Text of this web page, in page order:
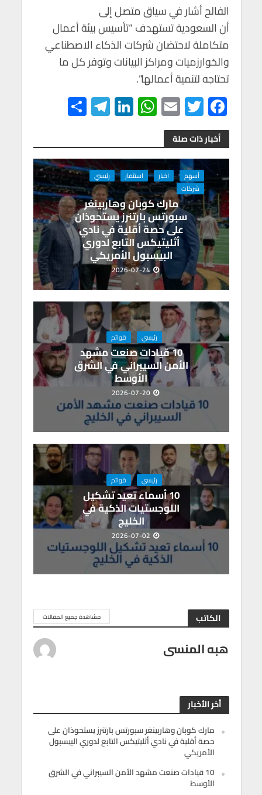
الفالح أشار في سياق متصل إلى
أن السعودية تستهدف “تأسيس بيئة أعمال
متكاملة لاحتضان شركات الذكاء الاصطناعي
والخوارزميات ومراكز البيانات وتوفر كل ما
تحتاجه لتنمية أعمالها”.
F
ac
e
b
o
o
k
T
wi
tt
er
E
m
ail
W
h
at
s
A
p
p
Li
n
ke
dI
n
Te
le
gr
a
m
ar
e
أخبار ذات صلة
أسهم اخبار استثمار
رئيسي
شركات
مارك كوبان وهاربينغر
سبورتس بارتنرز يستحوذان
على حصة أقلية في نادي
أثليتيكس التابع لدوري
البيسبول الأمريكي
2026-07-24
رئيسي قوائم
10 قيادات صنعت مشهد
الأمن السيبراني في الشرق
الأوسط
2026-07-20
رئيسي قوائم
10 أسماء تعيد تشكيل
اللوجستيات الذكية في
الخليج
2026-07-02
الكاتب مشاهدة جميع المقالات
هبه المنسى
أخر الأخبار
مارك كوبان وهاربينغر سبورتس بارتنرز يستحوذان على
حصة أقلية في نادي أثليتيكس التابع لدوري البيسبول
الأمريكي
10 قيادات صنعت مشهد الأمن السيبراني في الشرق
الأوسط